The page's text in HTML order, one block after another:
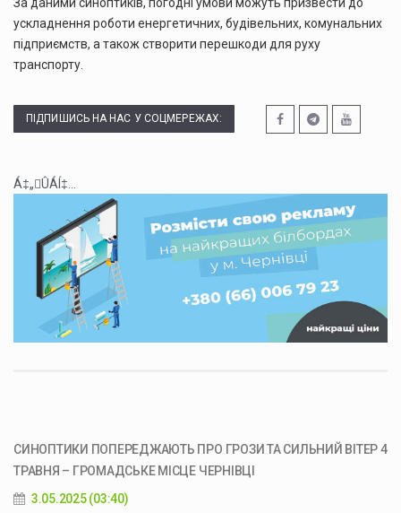
За даними синоптиків, погодні умови можуть призвести до
ускладнення роботи енергетичних, будівельних, комунальних
підприємств, а також створити перешкоди для руху
транспорту.
ПІДПИШИСЬ НА НАС У СОЦМЕРЕЖАХ:
Á‡„ÛÁÍ‡...
СИНОПТИКИ ПОПЕРЕДЖАЮТЬ ПРО ГРОЗИ ТА СИЛЬНИЙ ВІТЕР 4
ТРАВНЯ – ГРОМАДСЬКЕ МІСЦЕ ЧЕРНІВЦІ
3.05.2025 (03:40)